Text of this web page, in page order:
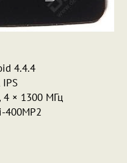
4.4.4
IPS
4 × 1300 МГц
400MP2